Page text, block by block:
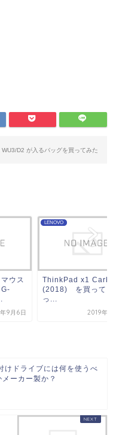
D2 が入るバッグを買ってみた
ウス
9月6日
LENOVO
ThinkPad x1
(2018) を買ってし
っ...
2019年11
けドライブには何を使うべ
ーカー製か？